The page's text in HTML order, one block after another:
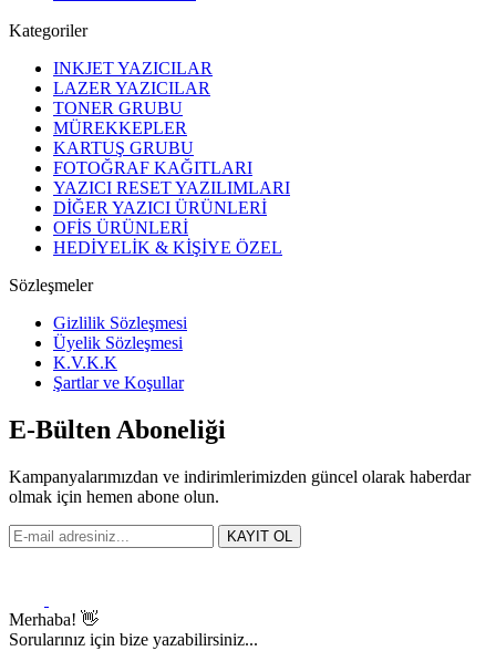
Kategoriler
INKJET YAZICILAR
LAZER YAZICILAR
TONER GRUBU
MÜREKKEPLER
KARTUŞ GRUBU
FOTOĞRAF KAĞITLARI
YAZICI RESET YAZILIMLARI
DİĞER YAZICI ÜRÜNLERİ
OFİS ÜRÜNLERİ
HEDİYELİK & KİŞİYE ÖZEL
Sözleşmeler
Gizlilik Sözleşmesi
Üyelik Sözleşmesi
K.V.K.K
Şartlar ve Koşullar
E-Bülten Aboneliği
Kampanyalarımızdan ve indirimlerimizden güncel olarak haberdar
olmak için hemen abone olun.
KAYIT OL
Merhaba! 👋
Sorularınız için bize yazabilirsiniz...